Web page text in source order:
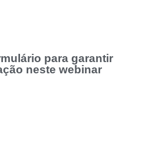
para garantir
neste webinar